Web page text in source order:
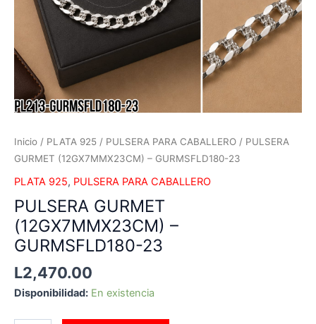
Inicio / PLATA 925 / PULSERA PARA CABALLERO / PULSERA
GURMET (12GX7MMX23CM) – GURMSFLD180-23
PLATA 925, PULSERA PARA CABALLERO
PULSERA GURMET
(12GX7MMX23CM) –
GURMSFLD180-23
L2,470.00
Disponibilidad: En existencia